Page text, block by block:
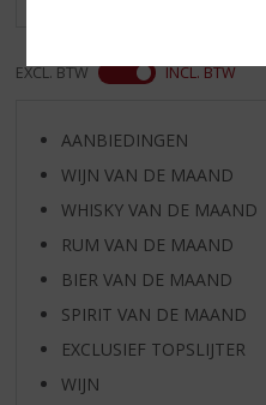
EXCL. BTW INCL. BTW
AANBIEDINGEN
WIJN VAN DE MAAND
WHISKY VAN DE MAAND
RUM VAN DE MAAND
BIER VAN DE MAAND
SPIRIT VAN DE MAAND
EXCLUSIEF TOPSLIJTER
WIJN